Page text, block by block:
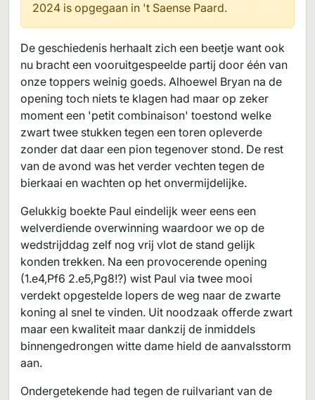
2024 is opgegaan in 't Saense Paard.
De geschiedenis herhaalt zich een beetje want ook
nu bracht een vooruitgespeelde partij door één van
onze toppers weinig goeds. Alhoewel Bryan na de
opening toch niets te klagen had maar op zeker
moment een 'petit combinaison' toestond welke
zwart twee stukken tegen een toren opleverde
zonder dat daar een pion tegenover stond. De rest
van de avond was het verder vechten tegen de
bierkaai en wachten op het onvermijdelijke.
Gelukkig boekte Paul eindelijk weer eens een
welverdiende overwinning waardoor we op de
wedstrijddag zelf nog vrij vlot de stand gelijk
konden trekken. Na een provocerende opening
(1.e4,Pf6 2.e5,Pg8!?) wist Paul via twee mooi
verdekt opgestelde lopers de weg naar de zwarte
koning al snel te vinden. Uit noodzaak offerde zwart
maar een kwaliteit maar dankzij de inmiddels
binnengedrongen witte dame hield de aanvalsstorm
aan.
Ondergetekende had tegen de ruilvariant van de